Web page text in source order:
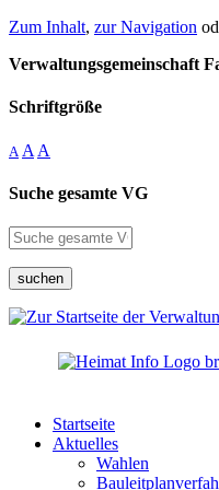
Zum Inhalt, zur Navigation
Verwaltungsgemeinschaft
Schriftgröße
A A A
Suche gesamte VG
suchen
Startseite
Aktuelles
Wahlen